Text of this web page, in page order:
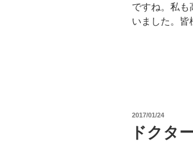
ですね。私も
いました。皆
投
日:
2017/01/24
ドクタ